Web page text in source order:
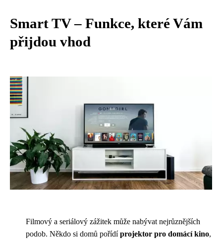
Smart TV – Funkce, které Vám
přijdou vhod
Filmový a seriálový zážitek může nabývat nejrůznějších
podob. Někdo si domů pořídíprojektor pro domácí kino,